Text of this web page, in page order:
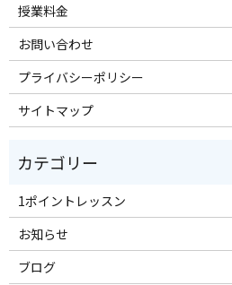
授業料金
お問い合わせ
プライバシーポリシー
サイトマップ
1ポイントレッスン
お知らせ
ブログ